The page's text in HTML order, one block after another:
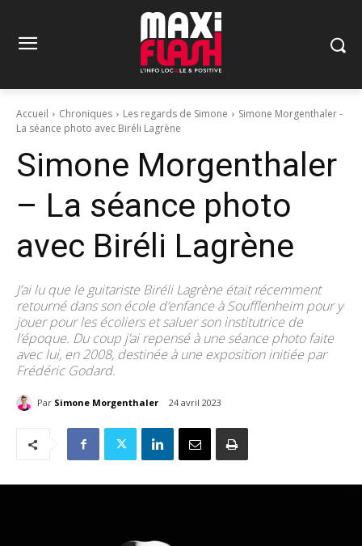
Accueil Chroniques Les regards de Simone
Simone Morgenthaler -
La séance photo avec Biréli Lagrène
Simone Morgenthaler
– La séance photo
avec Biréli Lagrène
J’ai lu que le guitariste Biréli Lagrène était récemment
retourné dans son école d’enfance à Soufflenheim pour y
jouer pour les écoliers et saluer son institutrice de
l’époque. Du coup j’ai repensé à une séance photo faite
avec lui, en 2008, destinée à une exposition initiée par
Frédéric Godard.
Par Simone Morgenthaler 24 avril 2023